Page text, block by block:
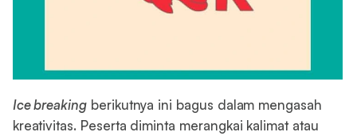
Ice breaking berikutnya ini bagus dalam mengasah
kreativitas. Peserta diminta merangkai kalimat atau